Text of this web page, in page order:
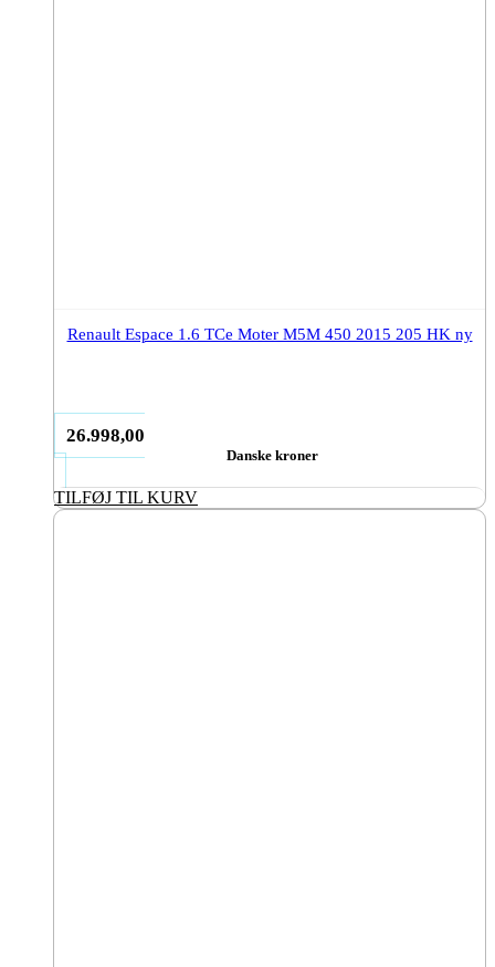
Renault Espace 1.6 TCe Moter M5M 450 2015 205 HK ny
26.998,00
Danske kroner
TILFØJ TIL KURV